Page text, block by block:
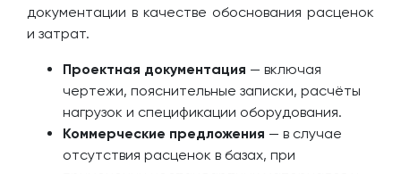
документации в качестве обоснования расценок
и затрат.
Проектная документация — включая
чертежи, пояснительные записки, расчёты
нагрузок и спецификации оборудования.
Коммерческие предложения — в случае
отсутствия расценок в базах, при